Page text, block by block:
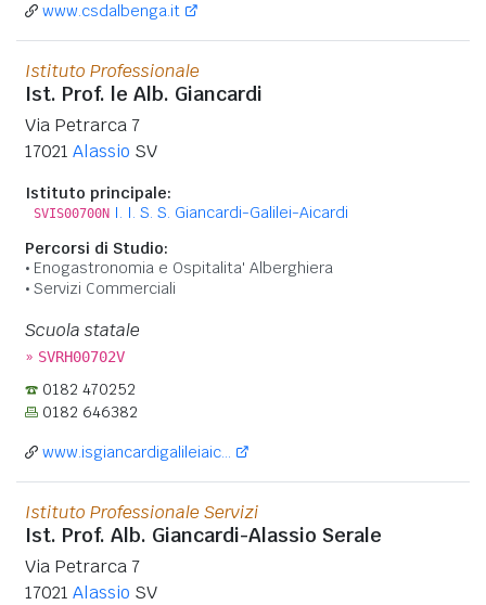
www.csdalbenga.it
Istituto Professionale
Ist. Prof. le Alb. Giancardi
Via Petrarca 7
17021 Alassio SV
Istituto principale:
SVIS00700N I. I. S. S. Giancardi-Galilei-Aicardi
Percorsi di Studio:
Enogastronomia e Ospitalita' Alberghiera
Servizi Commerciali
Scuola statale
» SVRH00702V
0182 470252
0182 646382
www.isgiancardigalileiaic...
Istituto Professionale Servizi
Ist. Prof. Alb. Giancardi-Alassio Serale
Via Petrarca 7
17021 Alassio SV